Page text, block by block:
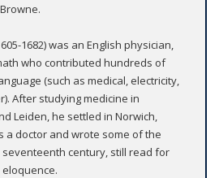
1682) was an English physician,
who contributed hundreds of
(such as medical, electricity,
After studying medicine in
Leiden, he settled in Norwich,
a doctor and wrote some of the
century, still read for